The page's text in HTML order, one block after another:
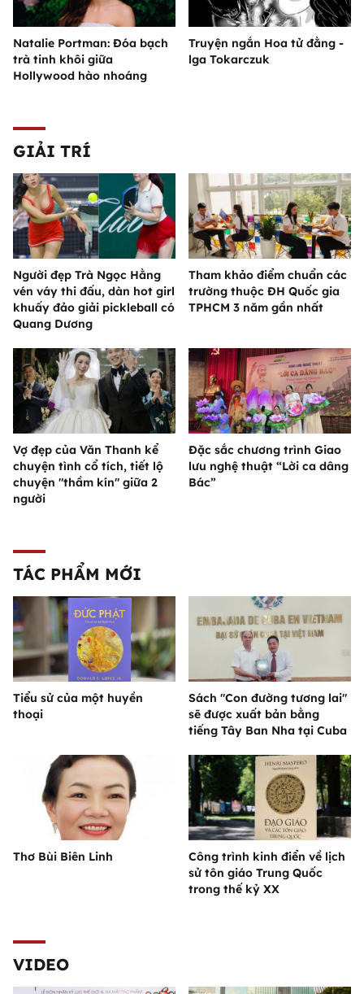
Natalie Portman: Đóa bạch
trà tinh khôi giữa
Hollywood hào nhoáng
Truyện ngắn Hoa tử đằng -
lga Tokarczuk
GIẢI TRÍ
Người đẹp Trà Ngọc Hằng
vén váy thi đấu, dàn hot girl
khuấy đảo giải pickleball có
Quang Dương
Tham khảo điểm chuẩn các
trường thuộc ĐH Quốc gia
TPHCM 3 năm gần nhất
Vợ đẹp của Văn Thanh kể
chuyện tình cổ tích, tiết lộ
chuyện "thầm kín" giữa 2
người
Đặc sắc chương trình Giao
lưu nghệ thuật “Lời ca dâng
Bác”
TÁC PHẨM MỚI
Tiểu sử của một huyền
thoại
Sách "Con đường tương lai"
sẽ được xuất bản bằng
tiếng Tây Ban Nha tại Cuba
Thơ Bùi Biên Linh
Công trình kinh điển về lịch
sử tôn giáo Trung Quốc
trong thế kỷ XX
VIDEO